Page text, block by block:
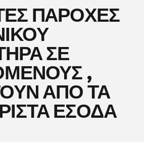
ΠΑΡΟΧΕΣ
ΣΕ
,
ΑΠΟ ΤΑ
ΕΣΟΔΑ